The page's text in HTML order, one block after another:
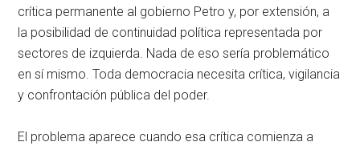
crítica permanente al gobierno Petro y, por extensión, a
la posibilidad de continuidad política representada por
sectores de izquierda. Nada de eso sería problemático
en sí mismo. Toda democracia necesita crítica, vigilancia
y confrontación pública del poder.
El problema aparece cuando esa crítica comienza a